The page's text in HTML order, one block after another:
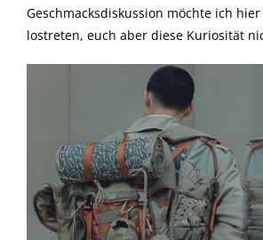
Geschmacksdiskussion möchte ich
lostreten, euch aber diese Kuriosität